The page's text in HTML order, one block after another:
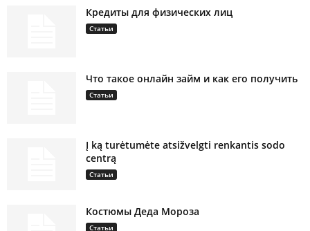
Кредиты для физических лиц
Статьи
Что такое онлайн займ и как его получить
Статьи
Į ką turėtumėte atsižvelgti renkantis sodo
centrą
Статьи
Костюмы Деда Мороза
Статьи